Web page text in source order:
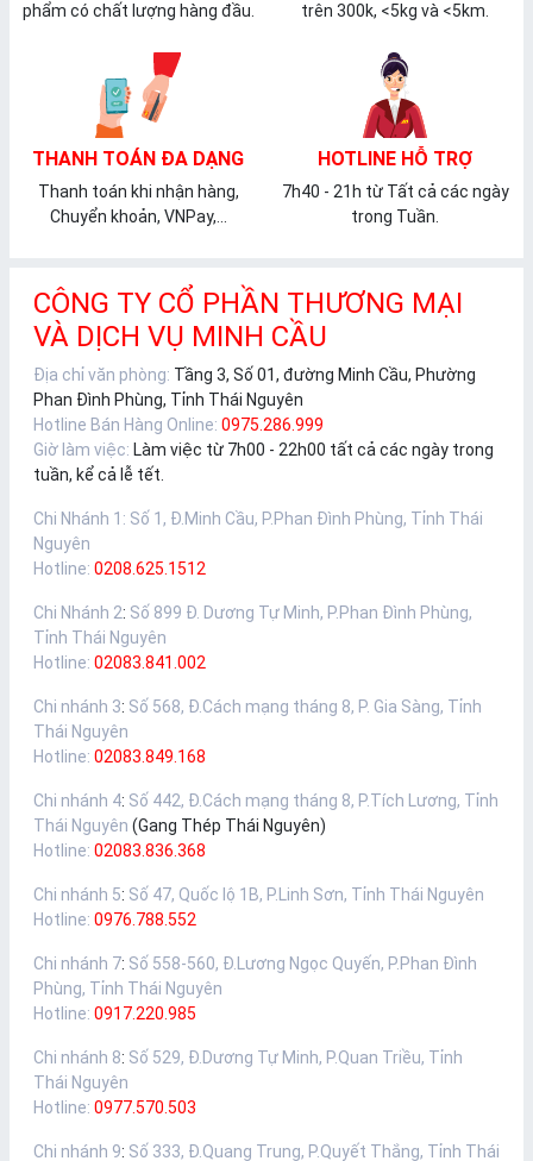
phẩm có chất lượng hàng đầu.
trên 300k, <5kg và <5km.
THANH TOÁN ĐA DẠNG
Thanh toán khi nhận hàng,
Chuyển khoản, VNPay,...
HOTLINE HỖ TRỢ
7h40 - 21h từ Tất cả các ngày
trong Tuần.
CÔNG TY CỔ PHẦN THƯƠNG MẠI
VÀ DỊCH VỤ MINH CẦU
Địa chỉ văn phòng: Tầng 3, Số 01, đường Minh Cầu, Phường
Phan Đình Phùng, Tỉnh Thái Nguyên
Hotline Bán Hàng Online: 0975.286.999
Giờ làm việc: Làm việc từ 7h00 - 22h00 tất cả các ngày trong
tuần, kể cả lễ tết.
Chi Nhánh 1 : Số 1, Đ.Minh Cầu, P.Phan Đình Phùng, Tỉnh Thái
Nguyên
Hotline: 0208.625.1512
Chi Nhánh 2: Số 899 Đ. Dương Tự Minh, P.Phan Đình Phùng,
Tỉnh Thái Nguyên
Hotline: 02083.841.002
Chi nhánh 3: Số 568, Đ.Cách mạng tháng 8, P. Gia Sàng, Tỉnh
Thái Nguyên
Hotline: 02083.849.168
Chi nhánh 4: Số 442, Đ.Cách mạng tháng 8, P.Tích Lương, Tỉnh
Thái Nguyên (Gang Thép Thái Nguyên)
Hotline: 02083.836.368
Chi nhánh 5: Số 47, Quốc lộ 1B, P.Linh Sơn, Tỉnh Thái Nguyên
Hotline: 0976.788.552
Chi nhánh 7: Số 558-560, Đ.Lương Ngọc Quyến, P.Phan Đình
Phùng, Tỉnh Thái Nguyên
Hotline: 0917.220.985
Chi nhánh 8: Số 529, Đ.Dương Tự Minh, P.Quan Triều, Tỉnh
Thái Nguyên
Hotline: 0977.570.503
Chi nhánh 9: Số 333, Đ.Quang Trung, P.Quyết Thắng, Tỉnh Thái